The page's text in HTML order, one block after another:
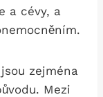
a cévy, a
zejména
Mezi